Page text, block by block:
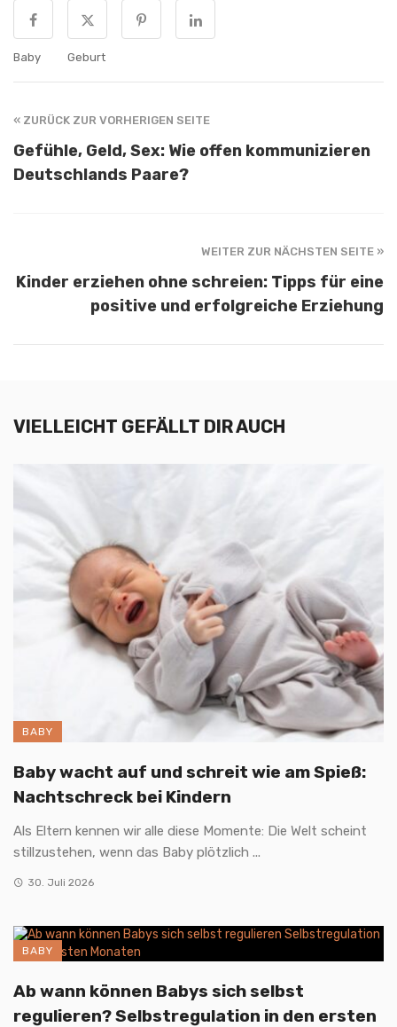
Baby Geburt
« ZURÜCK ZUR VORHERIGEN SEITE
Gefühle, Geld, Sex: Wie offen kommunizieren
Deutschlands Paare?
WEITER ZUR NÄCHSTEN SEITE »
Kinder erziehen ohne schreien: Tipps für eine
positive und erfolgreiche Erziehung
VIELLEICHT GEFÄLLT DIR AUCH
BABY
Baby wacht auf und schreit wie am Spieß:
Nachtschreck bei Kindern
Als Eltern kennen wir alle diese Momente: Die Welt scheint
stillzustehen, wenn das Baby plötzlich ...
30. Juli 2026
BABY
Ab wann können Babys sich selbst
regulieren? Selbstregulation in den ersten